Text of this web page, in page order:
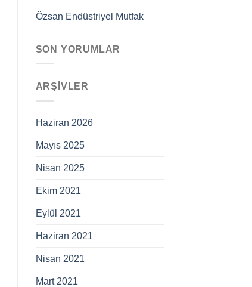
Özsan Endüstriyel Mutfak
SON YORUMLAR
ARŞIVLER
Haziran 2026
Mayıs 2025
Nisan 2025
Ekim 2021
Eylül 2021
Haziran 2021
Nisan 2021
Mart 2021